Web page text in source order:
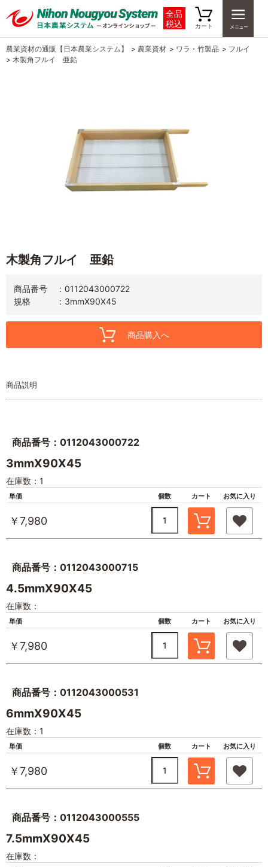
全品
税込
カート
農業資材の通販【日本農業システム】 > 農業資材 > ワラ・竹製品 > フルイ
> 木製角フルイ 亜鉛
木製角フルイ 亜鉛
商品番号
0112043000722
規格
3mmX90X45
商品購入へ
商品説明
商品番号：0112043000722
3mmX90X45
在庫数：1
単価 個数 カート お気に入り
￥7,980
商品番号：0112043000715
4.5mmX90X45
在庫数：
単価 個数 カート お気に入り
￥7,980
商品番号：0112043000531
6mmX90X45
在庫数：1
単価 個数 カート お気に入り
￥7,980
商品番号：0112043000555
7.5mmX90X45
在庫数：